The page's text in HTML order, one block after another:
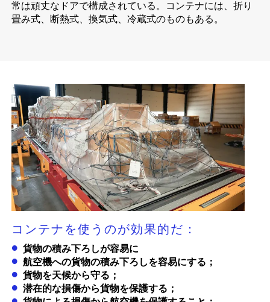
常は頑丈なドアで構成されている。コンテナには、折り
畳み式、断熱式、換気式、冷蔵式のものもある。
コンテナを使うのが効果的だ：
貨物の積み下ろしが容易に
航空機への貨物の積み下ろしを容易にする；
貨物を天候から守る；
潜在的な損傷から貨物を保護する；